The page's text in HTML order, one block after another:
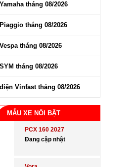
tháng 08/2026
tháng 08/2026
tháng 08/2026
tháng 08/2026
Vinfast tháng 08/2026
MẪU XE NỔI BẬT
PCX 160 2027
Đang cập nhật